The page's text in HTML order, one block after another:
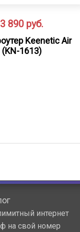
3 890 руб.
Keenetic Air
(KN-1613)
интернет
на свой номер